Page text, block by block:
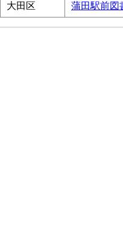
大田区 蒲田駅前図